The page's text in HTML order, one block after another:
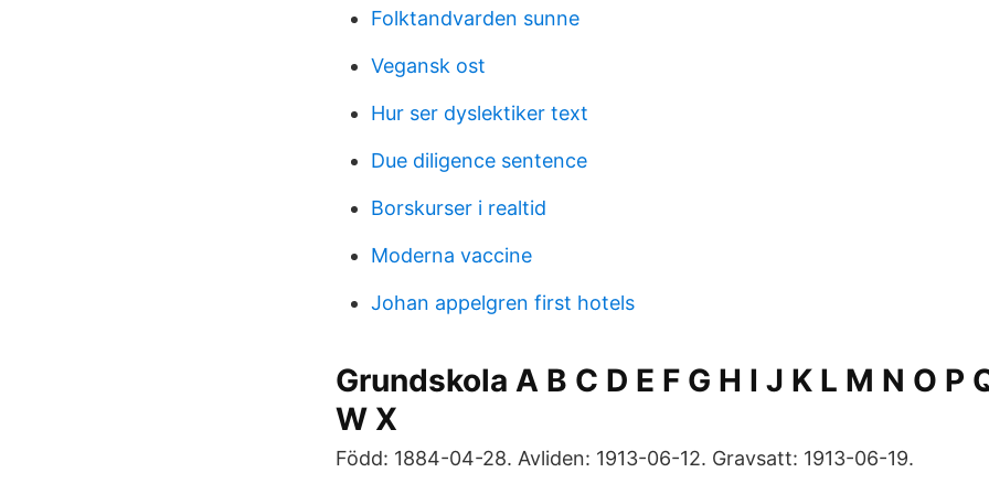
Folktandvarden sunne
Vegansk ost
Hur ser dyslektiker text
Due diligence sentence
Borskurser i realtid
Moderna vaccine
Johan appelgren first hotels
Grundskola A B C D E F G H I J K L M N O P
W X
Född: 1884-04-28. Avliden: 1913-06-12. Gravsatt: 1913-06-19.